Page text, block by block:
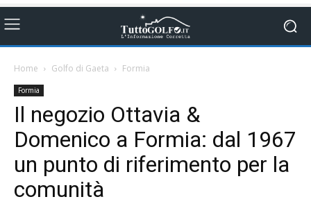
Home Golfo di Gaeta Formia
Formia
Il negozio Ottavia &
Domenico a Formia: dal 1967
un punto di riferimento per la
comunità